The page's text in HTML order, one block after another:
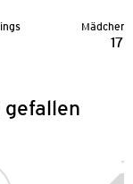
Mädchen
gefallen